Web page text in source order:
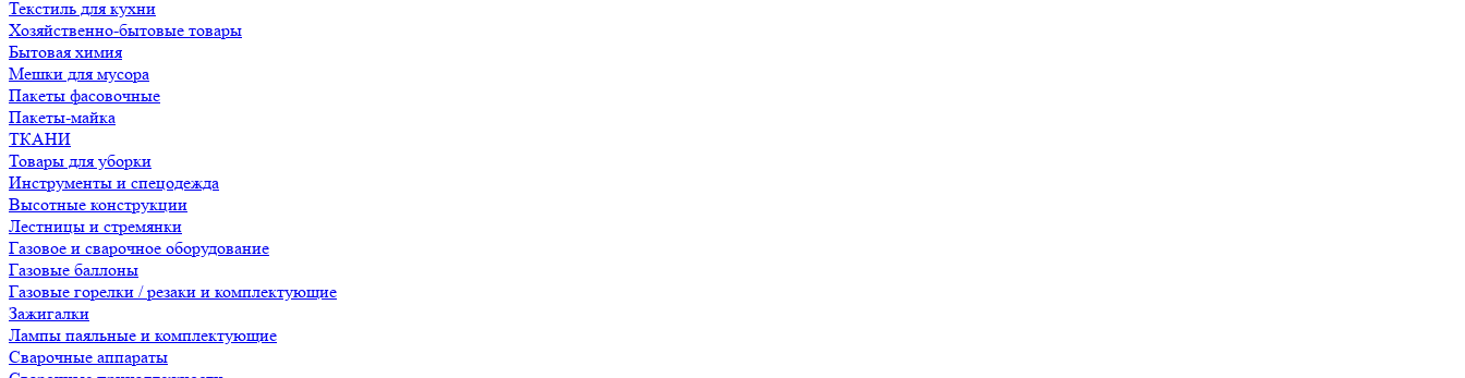
Текстиль для кухни
Хозяйственно-бытовые товары
Бытовая химия
Мешки для мусора
Пакеты фасовочные
Пакеты-майка
ТКАНИ
Товары для уборки
Инструменты и спецодежда
Высотные конструкции
Лестницы и стремянки
Газовое и сварочное оборудование
Газовые баллоны
Газовые горелки / резаки и комплектующие
Зажигалки
Лампы паяльные и комплектующие
Сварочные аппараты